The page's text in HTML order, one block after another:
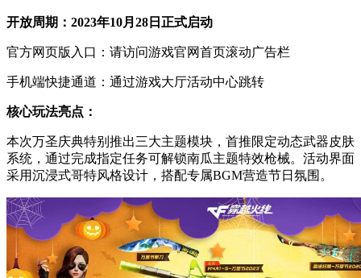
开放周期：2023年10月28日正式启动
官方网页版入口：请访问游戏官网首页滚动广告栏
手机端快捷通道：通过游戏大厅活动中心跳转
核心玩法亮点：
本次万圣庆典特别推出三大主题模块，首推限定动态武器皮肤
系统，通过完成指定任务可解锁南瓜主题特效枪械。活动界面
采用沉浸式哥特风格设计，搭配专属BGM营造节日氛围。